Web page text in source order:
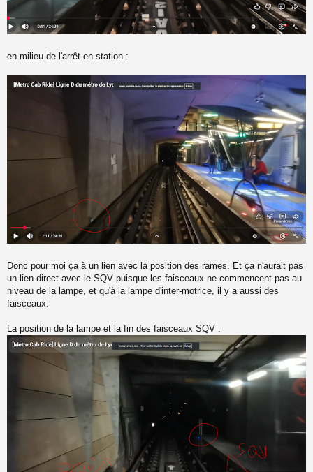
en milieu de l'arrêt en station :
Donc pour moi ça à un lien avec la position des rames. Et ça n'aurait pas
un lien direct avec le SQV puisque les faisceaux ne commencent pas au
niveau de la lampe, et qu'à la lampe d'inter-motrice, il y a aussi des
faisceaux.
La position de la lampe et la fin des faisceaux SQV :